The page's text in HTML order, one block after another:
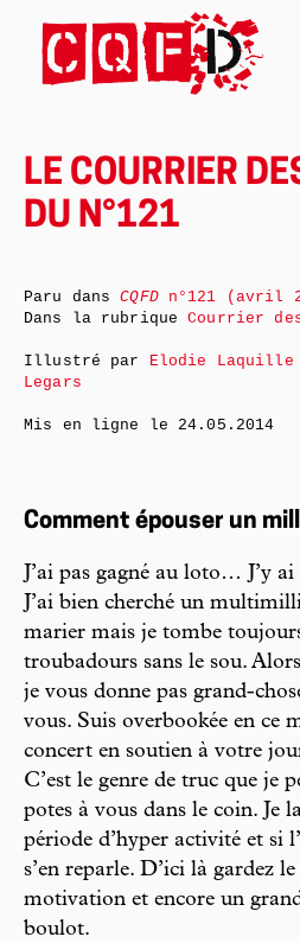
LE COURRIER
DU N°121
Comment épouser un
J’ai pas gagné au loto… J’y
J’ai bien cherché un
marier mais je tombe
troubadours sans le sou.
je vous donne pas grand-
vous. Suis overbookée en ce
concert en soutien à votre
C’est le genre de truc que je
potes à vous dans le coin. Je
période d’hyper activité et si
s’en reparle. D’ici là gardez
motivation et encore un
boulot.
Paru dansCQFDn°121 (avril
Dans la rubriqueCourrier
Illustré par Elodie Laquille
Legars
Mis en ligne le 24.05.2014